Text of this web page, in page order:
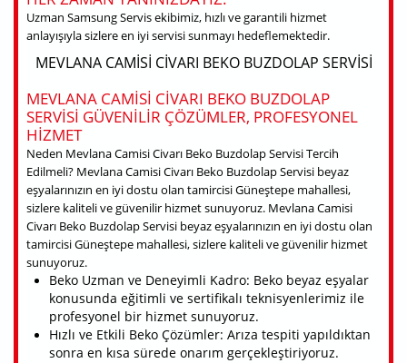
Uzman Samsung Servis ekibimiz, hızlı ve garantili hizmet
anlayışıyla sizlere en iyi servisi sunmayı hedeflemektedir.
MEVLANA CAMISI CIVARI BEKO BUZDOLAP SERVISI
MEVLANA CAMISI CIVARI BEKO BUZDOLAP
SERVISI GÜVENILIR ÇÖZÜMLER, PROFESYONEL
HIZMET
Neden Mevlana Camisi Civarı Beko Buzdolap Servisi Tercih
Edilmeli? Mevlana Camisi Civarı Beko Buzdolap Servisi beyaz
eşyalarınızın en iyi dostu olan tamircisi Güneştepe mahallesi,
sizlere kaliteli ve güvenilir hizmet sunuyoruz. Mevlana Camisi
Civarı Beko Buzdolap Servisi beyaz eşyalarınızın en iyi dostu olan
tamircisi Güneştepe mahallesi, sizlere kaliteli ve güvenilir hizmet
sunuyoruz.
Beko Uzman ve Deneyimli Kadro: Beko beyaz eşyalar
konusunda eğitimli ve sertifikalı teknisyenlerimiz ile
profesyonel bir hizmet sunuyoruz.
Hızlı ve Etkili Beko Çözümler: Arıza tespiti yapıldıktan
sonra en kısa sürede onarım gerçekleştiriyoruz.